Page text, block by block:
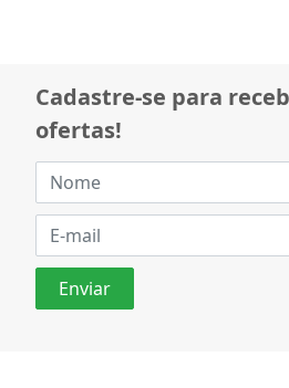
Cadastre-se para
ofertas!